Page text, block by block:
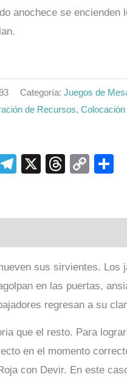
anochece se encienden
Categoría: Juegos de
de Recursos,
Messenger
Telegram
X Threads
Copy
sus sirvientes. Los
en las puertas,
regresan a su
que el resto. Para
en el momento
con Devir. En este